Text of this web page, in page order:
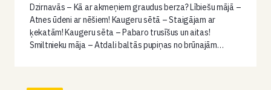
Dzirnavās – Kā ar akmeņiem graudus berza? Lībiešu mājā –
Atnes ūdeni ar nēšiem! Kaugeru sētā – Staigājam ar
ķekatām! Kaugeru sēta – Pabaro trusīšus un aitas!
Smiltnieku māja – Atdali baltās pupiņas no brūnajām…